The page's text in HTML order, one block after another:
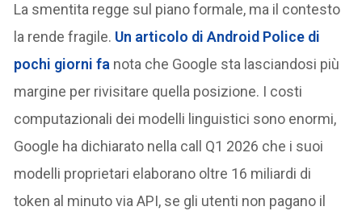
La smentita regge sul piano formale, ma il contesto
la rende fragile. Un articolo diAndroid Police di
pochi giorni fa nota che Google sta lasciandosi più
margine per rivisitare quella posizione. I costi
computazionali dei modelli linguistici sono enormi,
Google ha dichiarato nella call Q1 2026 che i suoi
modelli proprietari elaborano oltre 16 miliardi di
token al minuto via API, se gli utenti non pagano il